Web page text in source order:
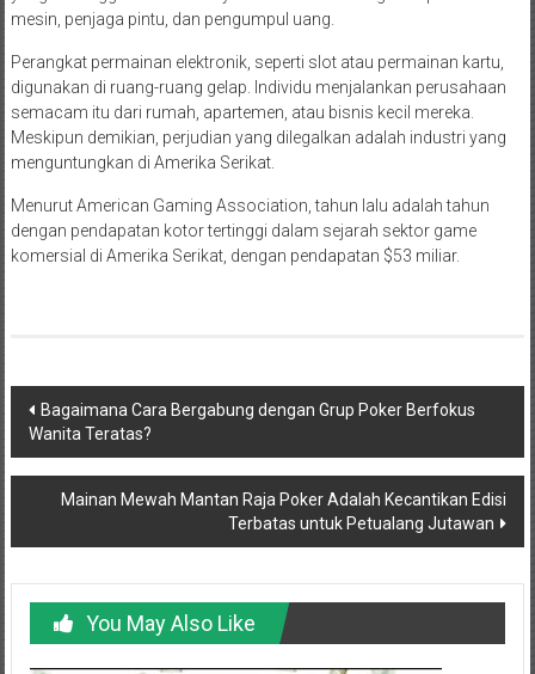
mesin, penjaga pintu, dan pengumpul uang.
Perangkat permainan elektronik, seperti slot atau permainan kartu,
digunakan di ruang-ruang gelap. Individu menjalankan perusahaan
semacam itu dari rumah, apartemen, atau bisnis kecil mereka.
Meskipun demikian, perjudian yang dilegalkan adalah industri yang
menguntungkan di Amerika Serikat.
Menurut American Gaming Association, tahun lalu adalah tahun
dengan pendapatan kotor tertinggi dalam sejarah sektor game
komersial di Amerika Serikat, dengan pendapatan $53 miliar.
Post
navigation
Bagaimana Cara Bergabung dengan Grup Poker Berfokus
Wanita Teratas?
Mainan Mewah Mantan Raja Poker Adalah Kecantikan Edisi
Terbatas untuk Petualang Jutawan
You May Also Like